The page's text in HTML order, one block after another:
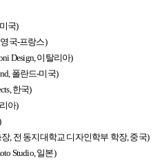
국)
영국-프랑스)
Design, 이탈리아)
폴란드-미국)
한국)
아)
, 전 동지대학교 디자인학부 학장, 중국)
Studio, 일본)